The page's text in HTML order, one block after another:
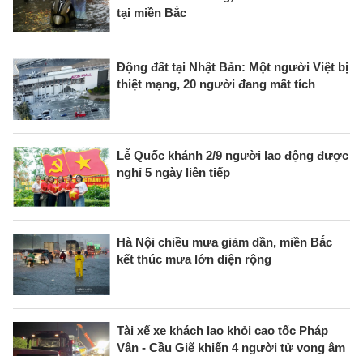
tại miền Bắc
Động đất tại Nhật Bản: Một người Việt bị
thiệt mạng, 20 người đang mất tích
Lễ Quốc khánh 2/9 người lao động được
nghỉ 5 ngày liên tiếp
Hà Nội chiều mưa giảm dần, miền Bắc
kết thúc mưa lớn diện rộng
Tài xế xe khách lao khỏi cao tốc Pháp
Vân - Cầu Giẽ khiến 4 người tử vong âm